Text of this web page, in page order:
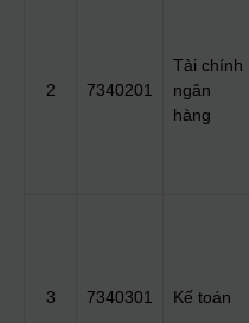
2 7340201
Tài chính
ngân
hàng
3 7340301 Kế toán